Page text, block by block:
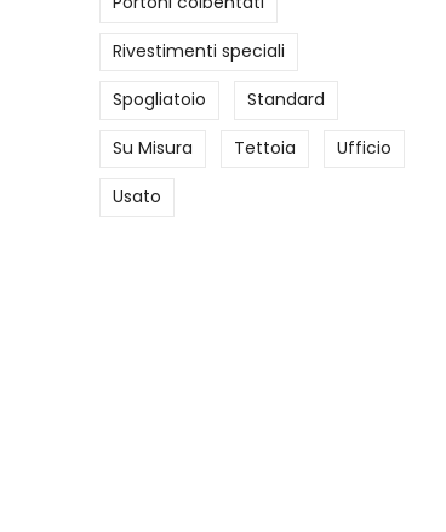
Rivestimenti speciali
Spogliatoio
Standard
Su Misura
Tettoia
Ufficio
Usato